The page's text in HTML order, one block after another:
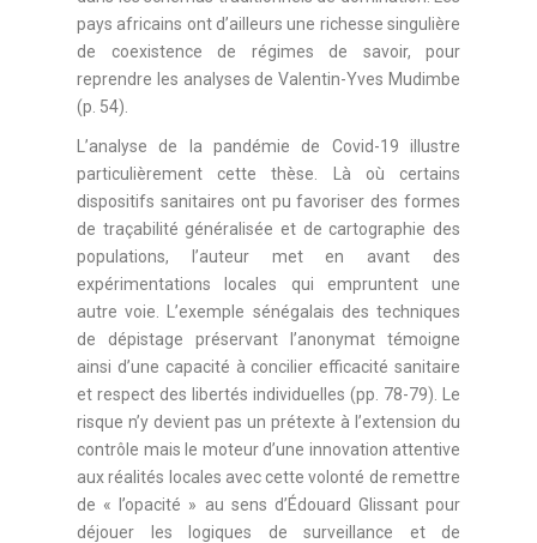
pays africains ont d’ailleurs une richesse singulière
de coexistence de régimes de savoir, pour
reprendre les analyses de Valentin-Yves Mudimbe
(p. 54).
L’analyse de la pandémie de Covid-19 illustre
particulièrement cette thèse. Là où certains
dispositifs sanitaires ont pu favoriser des formes
de traçabilité généralisée et de cartographie des
populations, l’auteur met en avant des
expérimentations locales qui empruntent une
autre voie. L’exemple sénégalais des techniques
de dépistage préservant l’anonymat témoigne
ainsi d’une capacité à concilier efficacité sanitaire
et respect des libertés individuelles (pp. 78-79). Le
risque n’y devient pas un prétexte à l’extension du
contrôle mais le moteur d’une innovation attentive
aux réalités locales avec cette volonté de remettre
de « l’opacité » au sens d’Édouard Glissant pour
déjouer les logiques de surveillance et de